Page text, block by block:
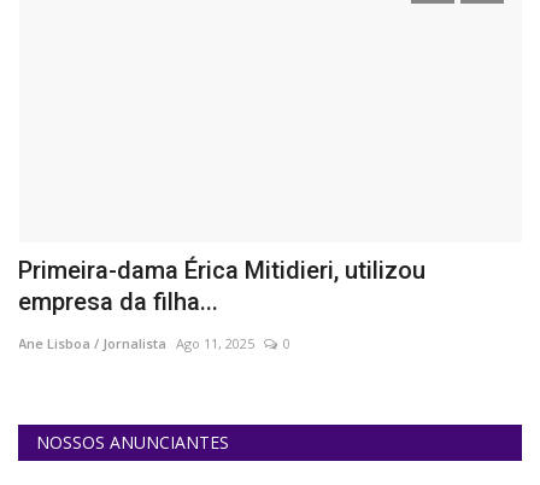
Primeira-dama Érica Mitidieri, utilizou
empresa da filha...
Ane Lisboa / Jornalista Ago 11, 2025 0
NOSSOS ANUNCIANTES